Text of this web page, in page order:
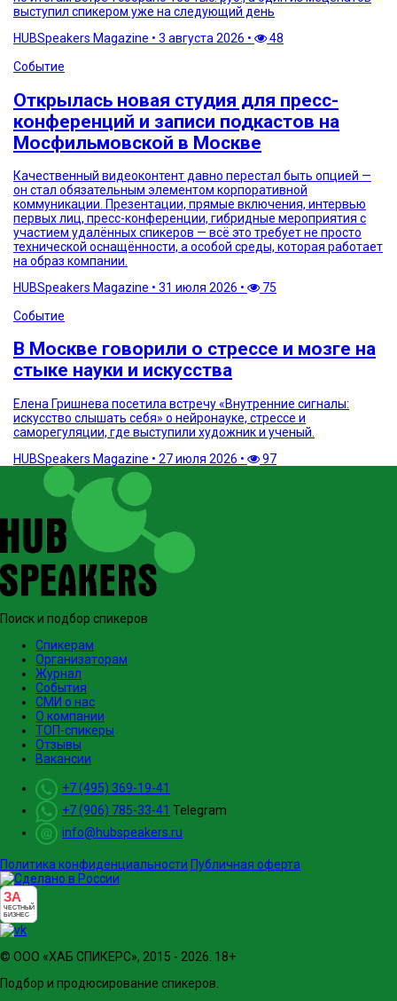
выступил спикером уже на следующий день
HUBSpeakers Magazine • 3 августа 2026 •
48
Событие
Открылась новая студия для пресс-
конференций и записи подкастов на
Мосфильмовской в Москве
Качественный видеоконтент давно перестал быть опцией —
он стал обязательным элементом корпоративной
коммуникации. Презентации, прямые включения, интервью
первых лиц, пресс-конференции, гибридные мероприятия с
участием удалённых спикеров — всё это требует не просто
технической оснащённости, а особой среды, которая работает
на образ компании.
HUBSpeakers Magazine • 31 июля 2026 •
75
Событие
В Москве говорили о стрессе и мозге на
стыке науки и искусства
Елена Гришнева посетила встречу «Внутренние сигналы:
искусство слышать себя» о нейронауке, стрессе и
саморегуляции, где выступили художник и ученый.
HUBSpeakers Magazine • 27 июля 2026 • 97
Поиск и подбор спикеров
Спикерам
Организаторам
Журнал
События
СМИ о нас
О компании
ТОП-спикеры
Отзывы
Вакансии
+7 (495) 369-19-41
+7 (906) 785-33-41 Telegram
info@hubspeakers.ru
Политика конфиденциальности Публичная оферта
ЗА
ЧЕСТНЫЙ
БИЗНЕС
© ООО «ХАБ СПИКЕРС», 2015 - 2026. 18+
Подбор и продюсирование спикеров.